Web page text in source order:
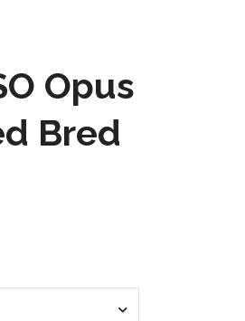
Opus
Bred